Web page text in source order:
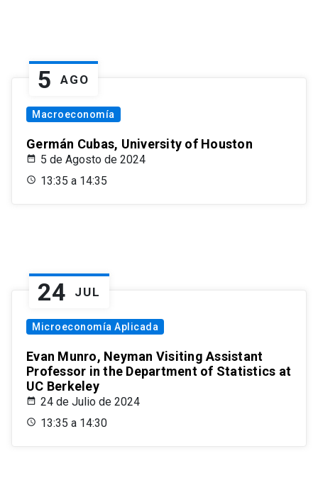
5 AGO
Macroeconomía
Germán Cubas, University of Houston
5 de Agosto de 2024
13:35 a 14:35
24 JUL
Microeconomía Aplicada
Evan Munro, Neyman Visiting Assistant
Professor in the Department of Statistics at
UC Berkeley
24 de Julio de 2024
13:35 a 14:30